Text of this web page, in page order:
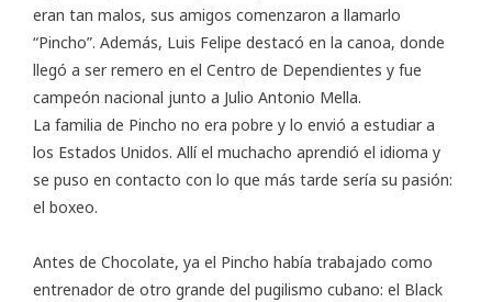
eran tan malos, sus amigos comenzaron a llamarlo
“Pincho”. Además, Luis Felipe destacó en la canoa, donde
llegó a ser remero en el Centro de Dependientes y fue
campeón nacional junto a Julio Antonio Mella.
La familia de Pincho no era pobre y lo envió a estudiar a
los Estados Unidos. Allí el muchacho aprendió el idioma y
se puso en contacto con lo que más tarde sería su pasión:
el boxeo.
Antes de Chocolate, ya el Pincho había trabajado como
entrenador de otro grande del pugilismo cubano: el Black